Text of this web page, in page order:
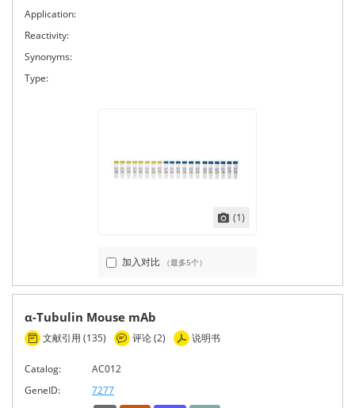
Application:
Reactivity:
Synonyms:
Type:
(1)
加入对比 （最多5个）
α-Tubulin Mouse mAb
文献引用 (135) 评论 (2) 说明书
Catalog:
AC012
GeneID:
7277